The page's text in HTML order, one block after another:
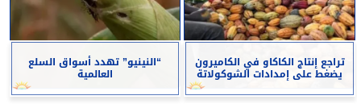
تراجع إنتاج الكاكاو في الكاميرون
يضغط على إمدادات الشوكولاتة
“النينيو” تهدد أسواق السلع
العالمية